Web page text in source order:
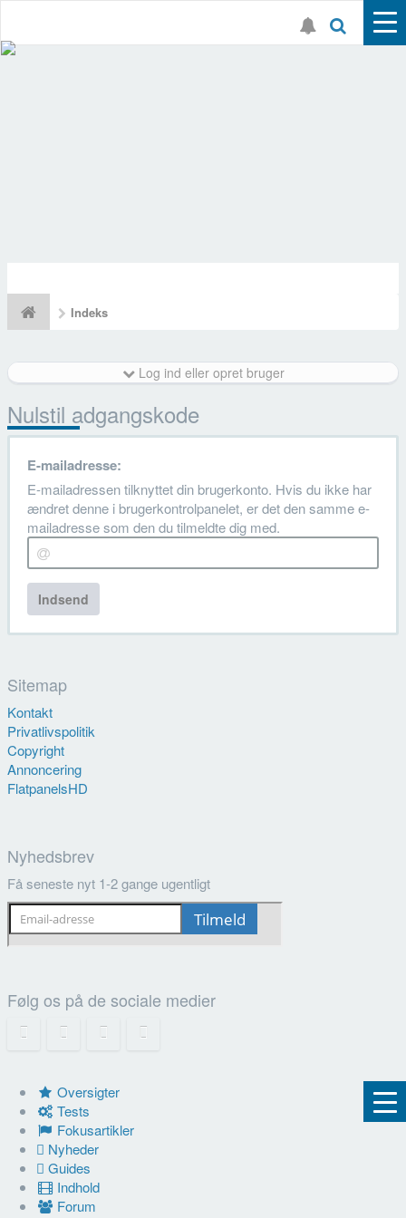
Indeks
Log ind eller opret bruger
Nulstil adgangskode
E-mailadresse:
E-mailadressen tilknyttet din brugerkonto. Hvis du ikke har
ændret denne i brugerkontrolpanelet, er det den samme e-
mailadresse som den du tilmeldte dig med.
Indsend
Sitemap
Kontakt
Privatlivspolitik
Copyright
Annoncering
FlatpanelsHD
Nyhedsbrev
Få seneste nyt 1-2 gange ugentligt
Følg os på de sociale medier
Oversigter
Tests
Fokusartikler
Nyheder
Guides
Indhold
Forum